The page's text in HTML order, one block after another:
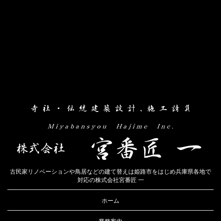
古民家リノベーションや鳥居などの建て替えは姫路市をはじめ兵庫県各地で
対応の株式会社宮番匠 一
ホーム